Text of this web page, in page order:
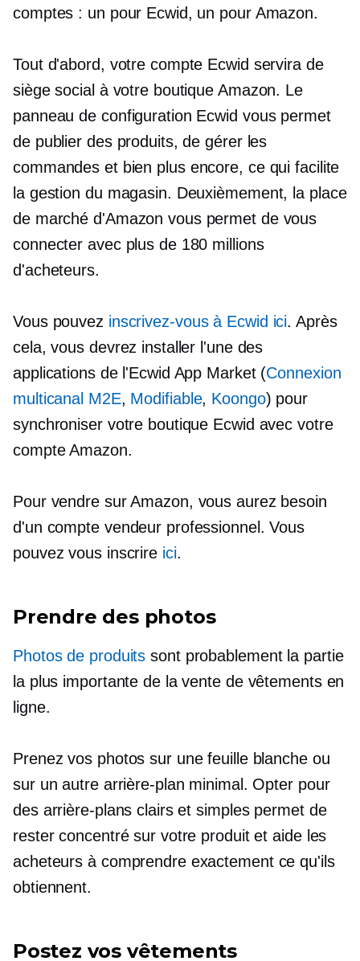
comptes : un pour Ecwid, un pour Amazon.
Tout d'abord, votre compte Ecwid servira de
siège social à votre boutique Amazon. Le
panneau de configuration Ecwid vous permet
de publier des produits, de gérer les
commandes et bien plus encore, ce qui facilite
la gestion du magasin. Deuxièmement, la place
de marché d'Amazon vous permet de vous
connecter avec plus de 180 millions
d'acheteurs.
Vous pouvez inscrivez-vous à Ecwid ici. Après
cela, vous devrez installer l'une des
applications de l'Ecwid App Market (Connexion
multicanal M2E, Modifiable, Koongo) pour
synchroniser votre boutique Ecwid avec votre
compte Amazon.
Pour vendre sur Amazon, vous aurez besoin
d'un compte vendeur professionnel. Vous
pouvez vous inscrire ici.
Prendre des photos
Photos de produits sont probablement la partie
la plus importante de la vente de vêtements en
ligne.
Prenez vos photos sur une feuille blanche ou
sur un autre arrière-plan minimal. Opter pour
des arrière-plans clairs et simples permet de
rester concentré sur votre produit et aide les
acheteurs à comprendre exactement ce qu'ils
obtiennent.
Postez vos vêtements